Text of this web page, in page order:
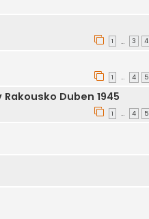
1 … 3 4
1 … 4 5
Duben 1945
1 … 4 5